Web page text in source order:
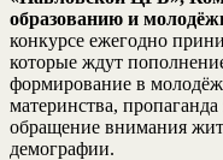
образованию и
конкурсе ежегодно
которые ждут
формирование в
материнства,
обращение внимания
демографии.